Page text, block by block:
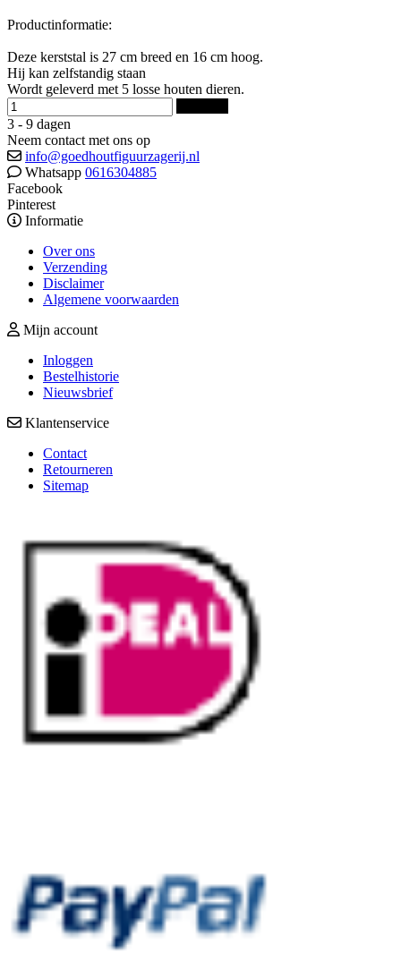
Productinformatie:
Deze kerststal is 27 cm breed en 16 cm hoog.
Hij kan zelfstandig staan
Wordt geleverd met 5 losse houten dieren.
3 - 9 dagen
Neem contact met ons op
info@goedhoutfiguurzagerij.nl
Whatsapp 0616304885
Facebook
Pinterest
Informatie
Over ons
Verzending
Disclaimer
Algemene voorwaarden
Mijn account
Inloggen
Bestelhistorie
Nieuwsbrief
Klantenservice
Contact
Retourneren
Sitemap